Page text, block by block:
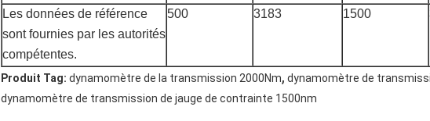
Les données de référence
sont fournies par les autorités
compétentes.
500 3183 1500
Produit Tag: dynamomètre de la transmission 2000Nm, dynamomètre de
dynamomètre de transmission de jauge de contrainte 1500nm